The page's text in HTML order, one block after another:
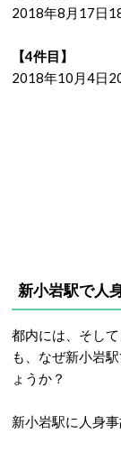
2018年8月17日
【4件目】
2018年10月4日
新小岩駅で人
都内には、そし
も、なぜ新小岩
ょうか？
新小岩駅に人身